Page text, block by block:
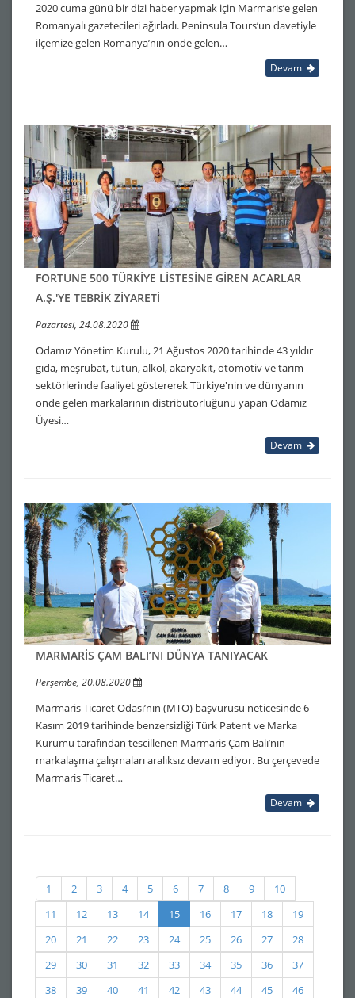
2020 cuma günü bir dizi haber yapmak için Marmaris’e gelen
Romanyalı gazetecileri ağırladı. Peninsula Tours’un davetiyle
ilçemize gelen Romanya’nın önde gelen…
Devamı
FORTUNE 500 TÜRKİYE LİSTESİNE GİREN ACARLAR
A.Ş.'YE TEBRİK ZİYARETİ
Pazartesi, 24.08.2020
Odamız Yönetim Kurulu, 21 Ağustos 2020 tarihinde 43 yıldır
gıda, meşrubat, tütün, alkol, akaryakıt, otomotiv ve tarım
sektörlerinde faaliyet göstererek Türkiye'nin ve dünyanın
önde gelen markalarının distribütörlüğünü yapan Odamız
Üyesi…
Devamı
MARMARİS ÇAM BALI’NI DÜNYA TANIYACAK
Perşembe, 20.08.2020
Marmaris Ticaret Odası’nın (MTO) başvurusu neticesinde 6
Kasım 2019 tarihinde benzersizliği Türk Patent ve Marka
Kurumu tarafından tescillenen Marmaris Çam Balı’nın
markalaşma çalışmaları aralıksız devam ediyor. Bu çerçevede
Marmaris Ticaret…
Devamı
1 2 3 4 5 6 7 8 9
10
11
12 13 14 15 16 17 18
19
20
21 22 23 24 25 26 27
28
29
30 31 32 33 34 35 36
37
38
39 40 41 42 43 44 45
46